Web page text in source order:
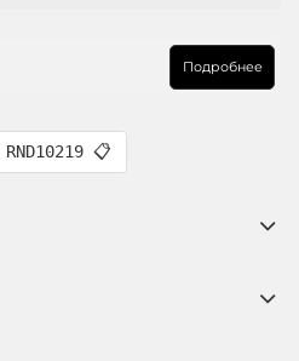
RND10219 📋
Подробнее